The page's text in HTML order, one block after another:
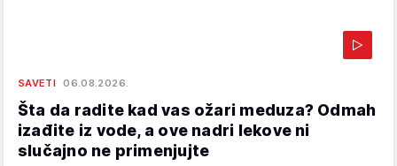
SAVETI 06.08.2026.
Šta da radite kad vas ožari meduza? Odmah
izađite iz vode, a ove nadri lekove ni
slučajno ne primenjujte